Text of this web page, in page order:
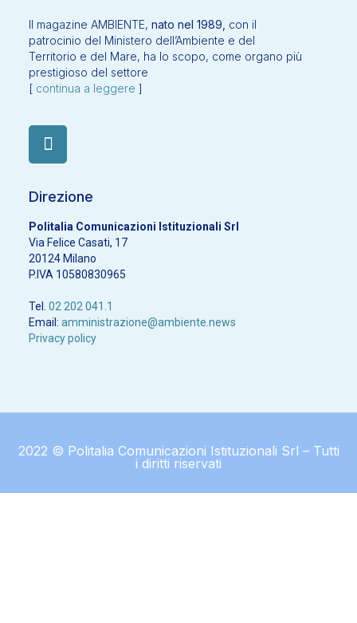
Il magazine AMBIENTE, nato nel 1989, con il
patrocinio del Ministero dell’Ambiente e del
Territorio e del Mare, ha lo scopo, come organo più
prestigioso del settore
[ continua a leggere ]
Direzione
Politalia Comunicazioni Istituzionali Srl
Via Felice Casati, 17
20124 Milano
P.IVA 10580830965
Tel. 02 202 041.1
Email: amministrazione@ambiente.news
Privacy policy
2022 © Politalia Comunicazioni Istituzionali Srl – Tutti
i diritti riservati